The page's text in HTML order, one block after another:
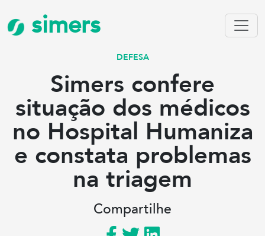
simers
DEFESA
Simers confere
situação dos médicos
no Hospital Humaniza
e constata problemas
na triagem
Compartilhe